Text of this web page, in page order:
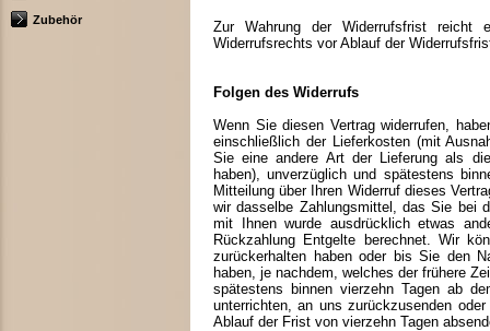
Zubehör
Zur Wahrung der Widerrufsfrist
Widerrufsrechts vor Ablauf der
Folgen des Widerrufs
Wenn Sie diesen Vertrag widerrufen,
einschließlich der Lieferkosten (mit
Sie eine andere Art der Lieferung als
haben), unverzüglich und spätestens
Mitteilung über Ihren Widerruf dieses
wir dasselbe Zahlungsmittel, das Sie bei
mit Ihnen wurde ausdrücklich etwas
Rückzahlung Entgelte berechnet. Wir
zurückerhalten haben oder bis Sie den
haben, je nachdem, welches der frühere
spätestens binnen vierzehn Tagen ab
unterrichten, an uns zurückzusenden
Ablauf der Frist von vierzehn Tagen